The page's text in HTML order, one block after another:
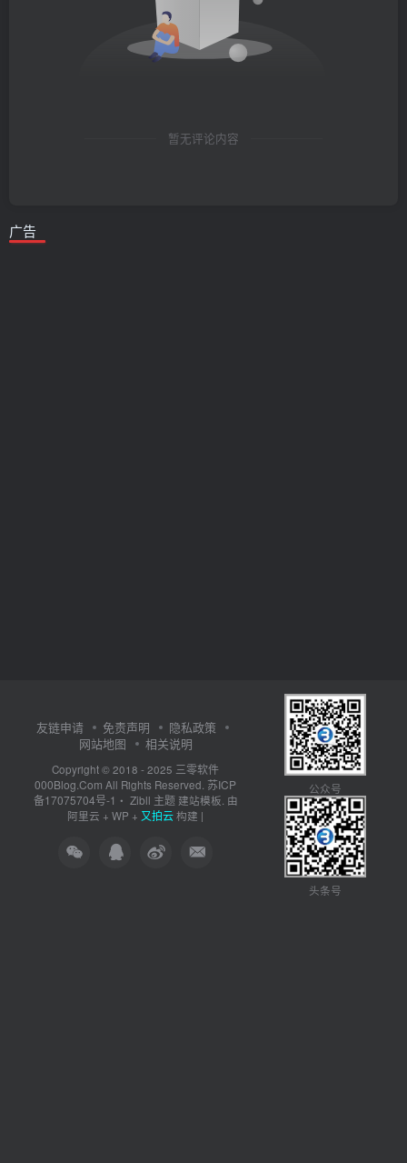
暂无评论内容
广告
友链申请 免责声明
隐私政策
网站地图
相关说明
Copyright © 2018 - 2025 三零软件
000Blog.Com All Rights Reserved. 苏ICP
备17075704号-1 ・ Zibll 主题建站模板. 由
阿里云 + WP + 又拍云构建 |
公众号
头条号